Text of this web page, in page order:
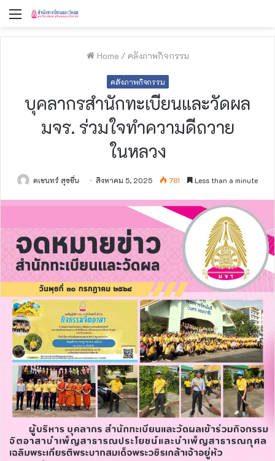
Menu
Home / คลังภาพกิจกรรม
คลังภาพกิจกรรม
บุคลากรสำนักทะเบียนและวัดผล
มจร. ร่วมใจทำความดีถวาย
ในหลวง
คเชนทร์ สุขชื่น สิงหาคม 5, 2025 781 Less than a minute